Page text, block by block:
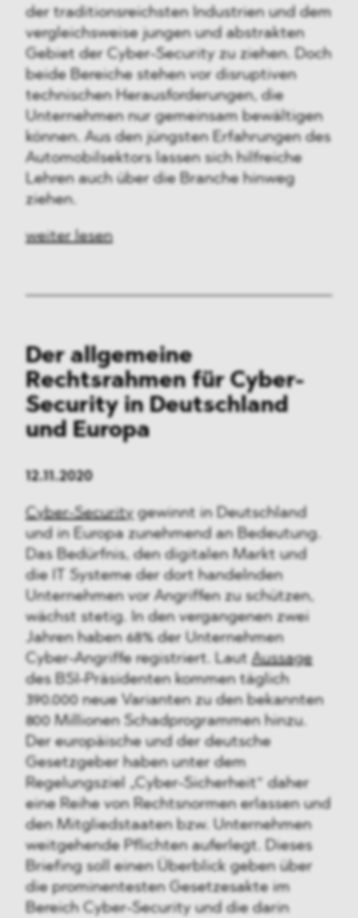
der traditionsreichsten Industrien und dem
vergleichsweise jungen und abstrakten
Gebiet der Cyber-Security zu ziehen. Doch
beide Bereiche stehen vor disruptiven
technischen Herausforderungen, die
Unternehmen nur gemeinsam bewältigen
können. Aus den jüngsten Erfahrungen des
Automobilsektors lassen sich hilfreiche
Lehren auch über die Branche hinweg
ziehen.
weiter lesen
Der allgemeine
Rechtsrahmen für Cyber-
Security in Deutschland
und Europa
12.11.2020
Cyber-Security gewinnt in Deutschland
und in Europa zunehmend an Bedeutung.
Das Bedürfnis, den digitalen Markt und
die IT Systeme der dort handelnden
Unternehmen vor Angriffen zu schützen,
wächst stetig. In den vergangenen zwei
Jahren haben 68% der Unternehmen
Cyber-Angriffe registriert. LautAussage
des BSI-Präsidenten kommen täglich
390.000 neue Varianten zu den bekannten
800 Millionen Schadprogrammen hinzu.
Der europäische und der deutsche
Gesetzgeber haben unter dem
Regelungsziel „Cyber-Sicherheit“ daher
eine Reihe von Rechtsnormen erlassen und
den Mitgliedstaaten bzw. Unternehmen
weitgehende Pflichten auferlegt. Dieses
Briefing soll einen Überblick geben über
die prominentesten Gesetzesakte im
Bereich Cyber-Security und die darin